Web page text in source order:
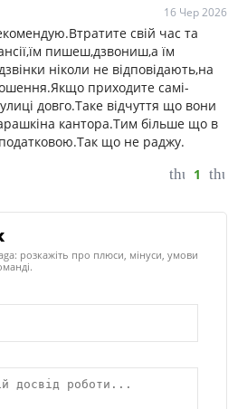
16 Чер 2026
свій час та
пишеш,дзвониш,а їм
ніколи не відповідають,на
приходите самі-
довго.Таке відчуття що вони
кантора.Тим більше що в
що не раджу.
thumb_up
1
розкажіть про плюси, мінуси, умови